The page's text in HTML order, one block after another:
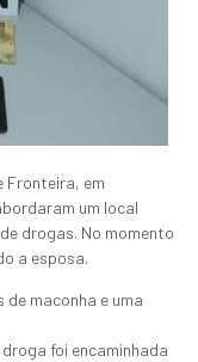
Fronteira, em
um local
drogas. No momento
a esposa.
maconha e uma
foi encaminhada